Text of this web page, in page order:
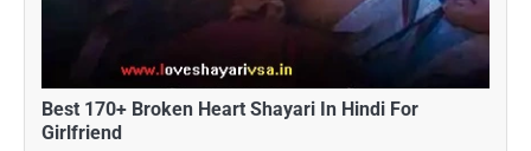
Best 170+ Broken Heart Shayari In Hindi For
Girlfriend